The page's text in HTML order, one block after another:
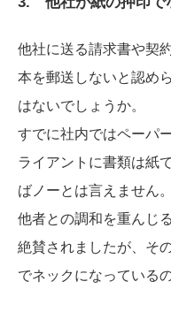
他社に送る請求書や契
本を郵送しないと認め
はないでしょうか。
すでに社内ではペーパ
ライアントに書類は紙
ばノーとは言えません。
他者との調和を重んじ
絶賛されましたが、そ
でネックになっている